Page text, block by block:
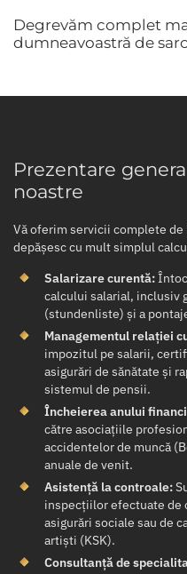
Degrevăm complet
dumneavoastră de
Prezentare
noastre
Vă oferim servicii complete
depășesc cu mult simplul
Salarizare curentă:
calcului salarial, inclusiv
(stundenliste) și a
Managementul relației
impozitul pe salarii,
asigurări de sănătate și
sistemul de pensii.
Încheierea anului
către asociațiile
accidentelor de muncă
anuale de venit.
Asistență la controale:
inspecțiilor efectuate de
asigurări sociale sau de
artiști (KSK).
Consultanță de